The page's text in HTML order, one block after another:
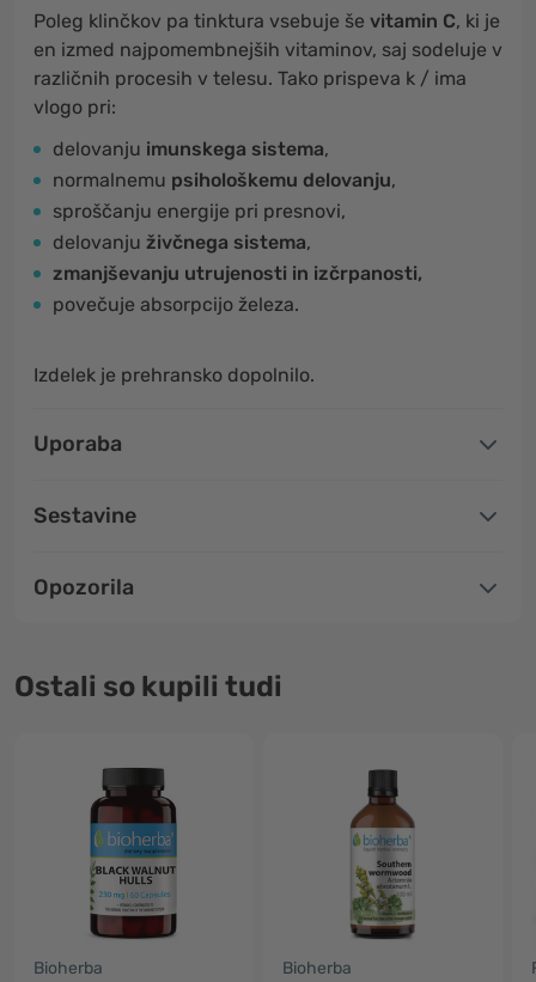
Poleg klinčkov pa tinktura vsebuje še vitamin C, ki je
en izmed najpomembnejših vitaminov, saj sodeluje v
različnih procesih v telesu. Tako prispeva k / ima
vlogo pri:
delovanju imunskega sistema,
normalnemu psihološkemu delovanju,
sproščanju energije pri presnovi,
delovanju živčnega sistema,
zmanjševanju utrujenosti in izčrpanosti,
povečuje absorpcijo železa.
Izdelek je prehransko dopolnilo.
Uporaba
Sestavine
Opozorila
Ostali so kupili tudi
Bioherba Bioherba